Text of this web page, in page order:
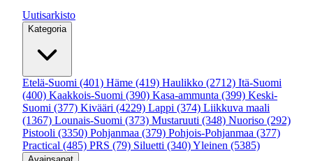
Uutisarkisto
Kategoria
Etelä-Suomi (401) Häme (419) Haulikko (2712) Itä-Suomi
(400) Kaakkois-Suomi (390) Kasa-ammunta (399) Keski-
Suomi (377) Kivääri (4229) Lappi (374) Liikkuva maali
(1367) Lounais-Suomi (373) Mustaruuti (348) Nuoriso (292)
Pistooli (3350) Pohjanmaa (379) Pohjois-Pohjanmaa (377)
Practical (485) PRS (79) Siluetti (340)Yleinen (5385)